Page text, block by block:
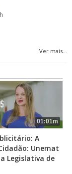
Ver mais...
01:01m
A
Unemat
Legislativa de